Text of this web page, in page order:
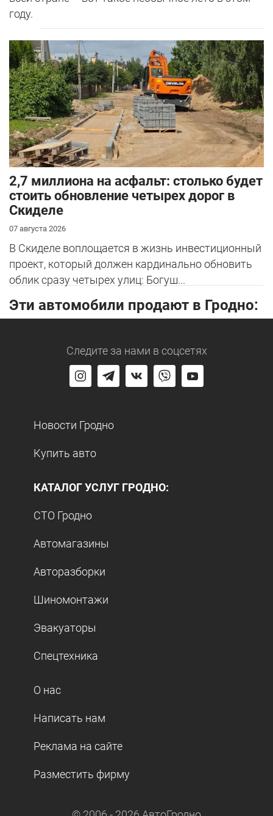
году.
2,7 миллиона на асфальт: столько будет
стоить обновление четырех дорог в
Скиделе
07 августа 2026
В Скиделе воплощается в жизнь инвестиционный
проект, который должен кардинально обновить
облик сразу четырех улиц: Богуш...
Эти автомобили продают в Гродно:
Следите за нами в соцсетях
Новости Гродно
Купить авто
КАТАЛОГ УСЛУГ ГРОДНО:
СТО Гродно
Автомагазины
Авторазборки
Шиномонтажи
Эвакуаторы
Спецтехника
О нас
Написать нам
Реклама на сайте
Разместить фирму